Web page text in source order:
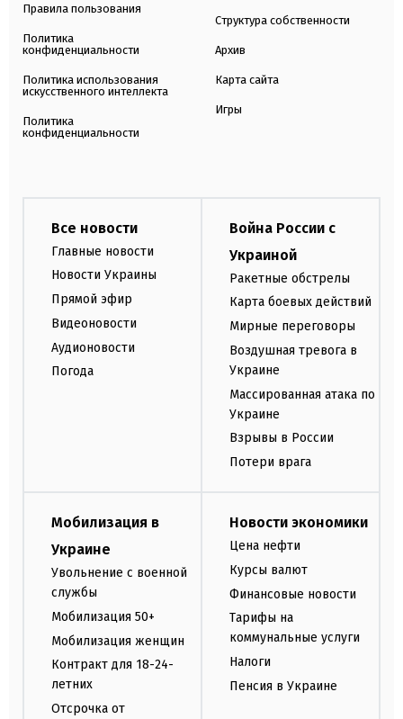
Правила пользования
Политика
конфиденциальности
Политика использования
искусственного интеллекта
Политика
конфиденциальности
Структура собственности
Архив
Карта сайта
Игры
Все новости
Главные новости
Новости Украины
Прямой эфир
Видеоновости
Аудионовости
Погода
Война России с
Украиной
Ракетные обстрелы
Карта боевых действий
Мирные переговоры
Воздушная тревога в
Украине
Массированная атака по
Украине
Взрывы в России
Потери врага
Мобилизация в
Украине
Увольнение с военной
службы
Мобилизация 50+
Мобилизация женщин
Контракт для 18-24-
летних
Отсрочка от
Новости экономики
Цена нефти
Курсы валют
Финансовые новости
Тарифы на
коммунальные услуги
Налоги
Пенсия в Украине